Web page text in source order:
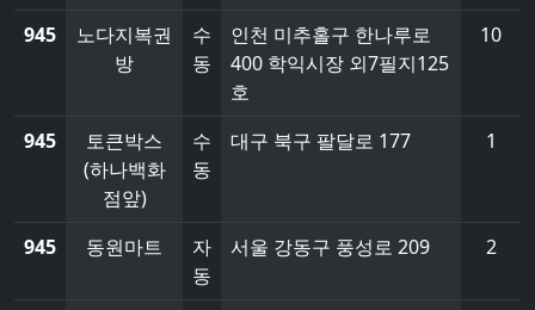
945
노다지복권
방
수
동
인천 미추홀구 한나루로
400 학익시장 외7필지125
호
10
945
토큰박스
(하나백화
점앞)
수
동
대구 북구 팔달로 177 1
945 동원마트
자
동
서울 강동구 풍성로 209 2